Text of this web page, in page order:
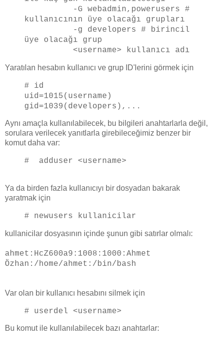
-G webadmin,powerusers #
kullanıcının üye olacağı grupları
-g developers # birincil
üye olacağı grup
<username> kullanıcı adı
Yaratılan hesabın kullanıcı ve grup ID'lerini görmek için
# id
uid=1015(username)
gid=1039(developers),...
Aynı amaçla kullanılabilecek, bu bilgileri anahtarlarla değil,
sorulara verilecek yanıtlarla girebileceğimiz benzer bir
komut daha var:
# adduser <username>
Ya da birden fazla kullanıcıyı bir dosyadan bakarak
yaratmak için
# newusers kullanicilar
kullanicilar dosyasının içinde şunun gibi satırlar olmalı:
ahmet:HcZ600a9:1008:1000:Ahmet
Özhan:/home/ahmet:/bin/bash
Var olan bir kullanıcı hesabını silmek için
# userdel <username>
Bu komut ile kullanılabilecek bazı anahtarlar: